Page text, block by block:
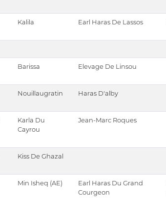
Kalila Earl Haras De Lassos
Barissa Elevage De Linsou
Nouillaugratin Haras D'alby
Karla Du
Cayrou
Jean-Marc Roques
Kiss De Ghazal
Min Isheq (AE)
Earl Haras Du Grand
Courgeon